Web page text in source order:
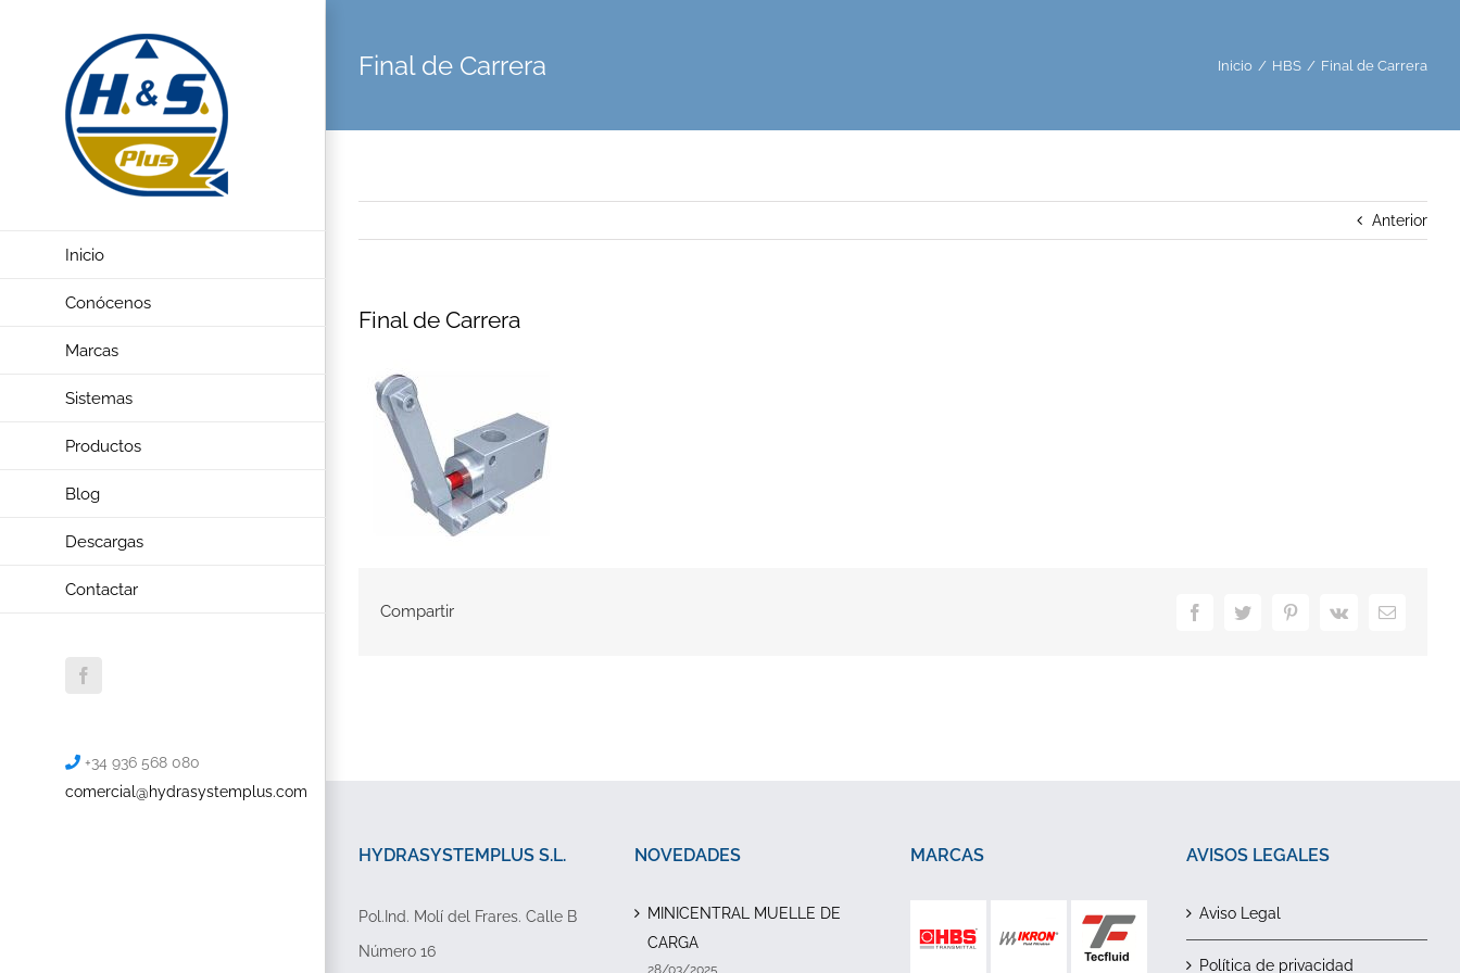
Inicio
Conócenos
Marcas
Sistemas
Productos
Blog
Descargas
Contactar
Facebook
+34 936 568 080
comercial@hydrasystemplus.com
Final de Carrera Inicio / HBS / Final de Carrera
Anterior
Final de Carrera
Compartir FacebookTwitterPinterest
Vk
Correo
HYDRASYSTEMPLUS S.L.
Pol.Ind. Molí del Frares. Calle B
Número 16
NOVEDADES
MINICENTRAL MUELLE DE
CARGA
MARCAS AVISOS LEGALES
Aviso Legal
Política de privacidad